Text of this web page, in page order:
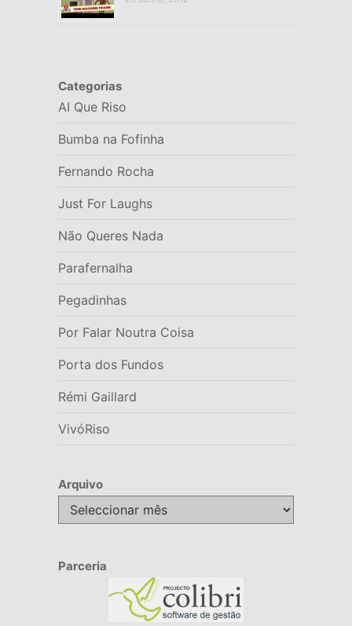
Categorias
AI Que Riso
Bumba na Fofinha
Fernando Rocha
Just For Laughs
Não Queres Nada
Parafernalha
Pegadinhas
Por Falar Noutra Coisa
Porta dos Fundos
Rémi Gaillard
VivóRiso
Arquivo
Arquivo
Parceria